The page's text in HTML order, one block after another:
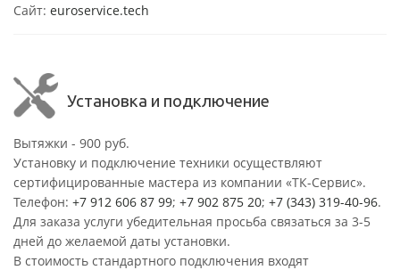
Сайт: euroservice.tech
Установка и подключение
Вытяжки - 900 руб.
Установку и подключение техники осуществляют
сертифицированные мастера из компании «ТК-Сервис».
Телефон: +7 912 606 87 99; +7 902 875 20; +7 (343) 319-40-96.
Для заказа услуги убедительная просьба связаться за 3-5
дней до желаемой даты установки.
В стоимость стандартного подключения входят